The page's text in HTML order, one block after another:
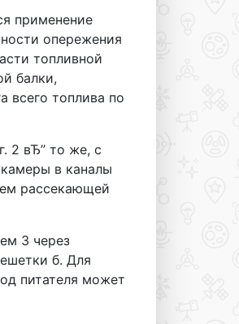
применение
опережения
топливной
балки,
всего топлива по
2 вЂ” то же, с
в каналы
рассекающей
3 через
б. Для
питателя может